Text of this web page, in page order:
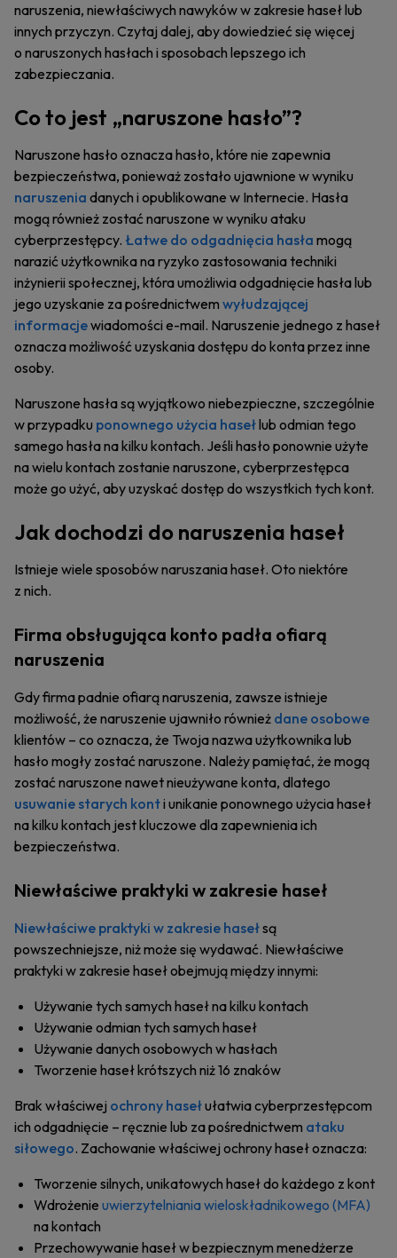
naruszenia, niewłaściwych nawyków w zakresie haseł lub
innych przyczyn. Czytaj dalej, aby dowiedzieć się więcej
o naruszonych hasłach i sposobach lepszego ich
zabezpieczania.
Co to jest „naruszone hasło”?
Naruszone hasło oznacza hasło, które nie zapewnia
bezpieczeństwa, ponieważ zostało ujawnione w wyniku
naruszenia danych i opublikowane w Internecie. Hasła
mogą również zostać naruszone w wyniku ataku
cyberprzestępcy. Łatwe do odgadnięcia hasła mogą
narazić użytkownika na ryzyko zastosowania techniki
inżynierii społecznej, która umożliwia odgadnięcie hasła lub
jego uzyskanie za pośrednictwem wyłudzającej
informacjewiadomości e-mail. Naruszenie jednego z haseł
oznacza możliwość uzyskania dostępu do konta przez inne
osoby.
Naruszone hasła są wyjątkowo niebezpieczne, szczególnie
w przypadku ponownego użycia hasełlub odmian tego
samego hasła na kilku kontach. Jeśli hasło ponownie użyte
na wielu kontach zostanie naruszone, cyberprzestępca
może go użyć, aby uzyskać dostęp do wszystkich tych kont.
Jak dochodzi do naruszenia haseł
Istnieje wiele sposobów naruszania haseł. Oto niektóre
z nich.
Firma obsługująca konto padła ofiarą
naruszenia
Gdy firma padnie ofiarą naruszenia, zawsze istnieje
możliwość, że naruszenie ujawniło również dane osobowe
klientów – co oznacza, że Twoja nazwa użytkownika lub
hasło mogły zostać naruszone. Należy pamiętać, że mogą
zostać naruszone nawet nieużywane konta, dlatego
usuwanie starych konti unikanie ponownego użycia haseł
na kilku kontach jest kluczowe dla zapewnienia ich
bezpieczeństwa.
Niewłaściwe praktyki w zakresie haseł
Niewłaściwe praktyki w zakresie hasełsą
powszechniejsze, niż może się wydawać. Niewłaściwe
praktyki w zakresie haseł obejmują między innymi:
Używanie tych samych haseł na kilku kontach
Używanie odmian tych samych haseł
Używanie danych osobowych w hasłach
Tworzenie haseł krótszych niż 16 znaków
Brak właściwej ochrony hasełułatwia cyberprzestępcom
ich odgadnięcie – ręcznie lub za pośrednictwem ataku
siłowego. Zachowanie właściwej ochrony haseł oznacza:
Tworzenie silnych, unikatowych haseł do każdego z kont
Wdrożenie uwierzytelniania wieloskładnikowego (MFA)
na kontach
Przechowywanie haseł w bezpiecznym menedżerze